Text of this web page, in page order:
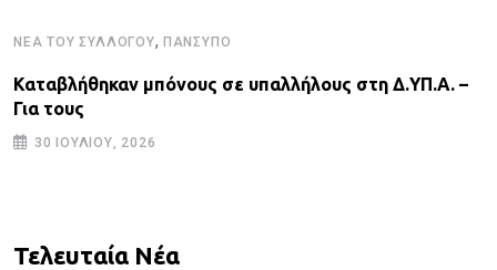
ΝΈΑ ΤΟΥ ΣΥΛΛΌΓΟΥ, ΠΑΝΣΥΠΟ
Καταβλήθηκαν μπόνους σε υπαλλήλους στη Δ.ΥΠ.Α. –
Για τους
30 ΙΟΥΛΊΟΥ, 2026
Τελευταία Νέα